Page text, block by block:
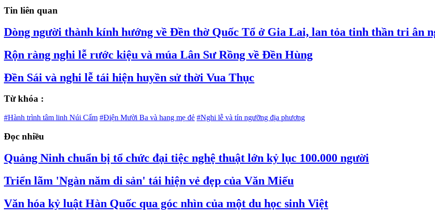
Tin liên quan
Dòng người thành kính hướng về Đền thờ Quốc Tổ ở Gia Lai, lan tỏa tinh thần tri ân
​Rộn ràng nghi lễ rước kiệu và múa Lân Sư Rồng về Đền Hùng
Đền Sái và nghi lễ tái hiện huyền sử thời Vua Thục
Từ khóa :
#Hành trình tâm linh Núi Cấm #Điện Mười Ba và hang mẹ đẻ #Nghi lễ và tín ngưỡng địa phương
Đọc nhiều
Quảng Ninh chuẩn bị tổ chức đại tiệc nghệ thuật lớn kỷ lục 100.000 người
Triển lãm 'Ngàn năm di sản' tái hiện vẻ đẹp của Văn Miếu
Văn hóa kỷ luật Hàn Quốc qua góc nhìn của một du học sinh Việt